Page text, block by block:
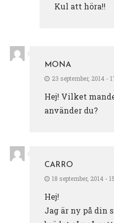
Kul att höra!!
MONA
23 september, 2014 -
Hej! Vilket
använder du?
CARRO
18 september, 2014 -
Hej!
Jag är ny på din